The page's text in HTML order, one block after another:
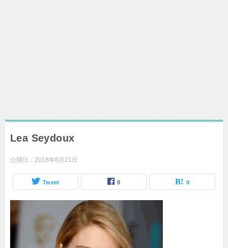
Lea Seydoux
公開日： 2018年6月21日
Tweet 0 0